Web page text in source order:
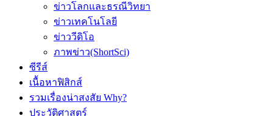
ข่าวโลกและธรณีวิทยา
ข่าวเทคโนโลยี
ข่าววีดิโอ
ภาพข่าว(ShortSci)
ซีรีส์
เนื้อหาฟิสิกส์
รวมเรื่องน่าสงสัย Why?
ประวัติศาสตร์